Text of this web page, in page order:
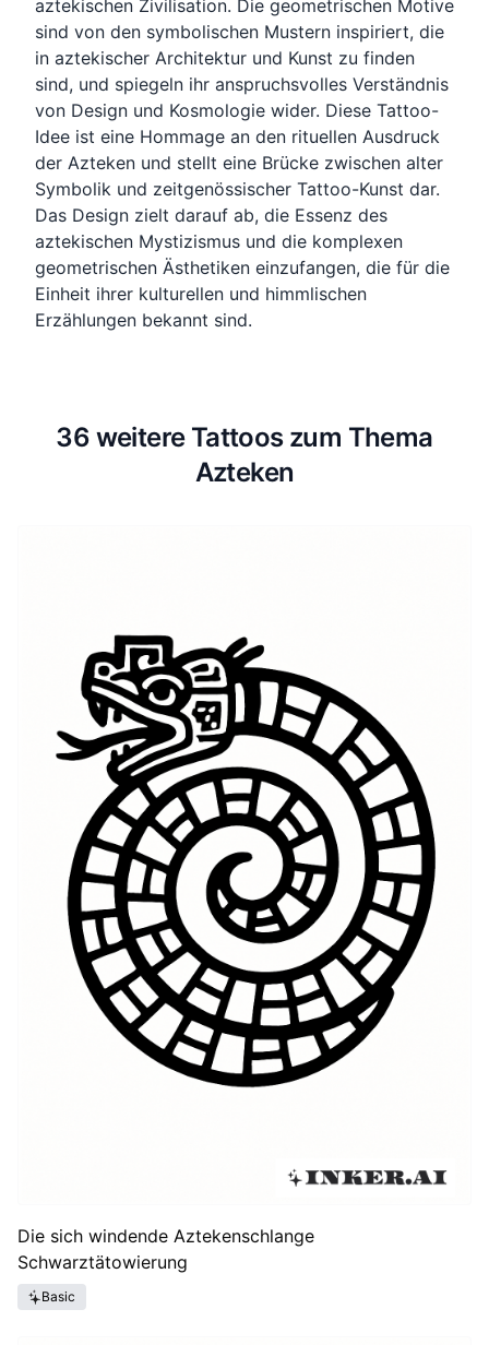
aztekischen Zivilisation. Die geometrischen Motive
sind von den symbolischen Mustern inspiriert, die
in aztekischer Architektur und Kunst zu finden
sind, und spiegeln ihr anspruchsvolles Verständnis
von Design und Kosmologie wider. Diese Tattoo-
Idee ist eine Hommage an den rituellen Ausdruck
der Azteken und stellt eine Brücke zwischen alter
Symbolik und zeitgenössischer Tattoo-Kunst dar.
Das Design zielt darauf ab, die Essenz des
aztekischen Mystizismus und die komplexen
geometrischen Ästhetiken einzufangen, die für die
Einheit ihrer kulturellen und himmlischen
Erzählungen bekannt sind.
36 weitere Tattoos zum Thema
Azteken
Die sich windende Aztekenschlange
Schwarztätowierung
Basic